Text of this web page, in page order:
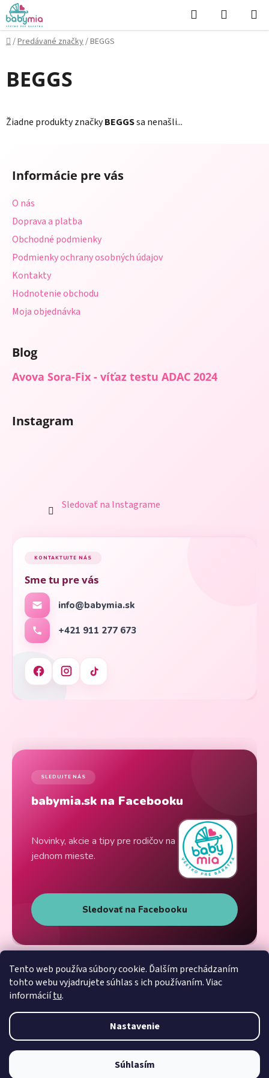
Tento web používa súbory cookie. Ďalším prechádzaním
tohto webu vyjadrujete súhlas s ich používaním. Viac
informáciítu.
Nastavenie
Súhlasím
Prejsť
na
obsah
Hľadať
KOŠÍK
Domov
/Predávané značky/BEGGS
BEGGS
Žiadne produkty značkyBEGGSsa nenašli...
Informácie pre vás
O nás
Doprava a platba
Obchodné podmienky
Podmienky ochrany osobných údajov
Kontakty
Hodnotenie obchodu
Moja objednávka
Blog
Avova Sora-Fix - víťaz testu ADAC 2024
Instagram
Sledovať na Instagrame
KONTAKTUJTE NÁS
Sme tu pre vás
info@babymia.sk
+421 911 277 673
SLEDUJTE NÁS
babymia.sk na Facebooku
Novinky, akcie a tipy pre rodičov na
jednom mieste.
Sledovať na Facebooku
Vytvoril Shoptet